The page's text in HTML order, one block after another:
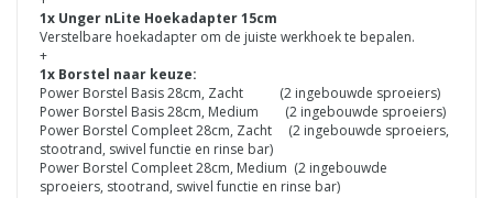
1x Unger nLite Hoekadapter 15cm
Verstelbare hoekadapter om de juiste werkhoek te bepalen.
+
1x Borstel naar keuze:
Power Borstel Basis 28cm, Zacht (2 ingebouwde sproeiers)
Power Borstel Basis 28cm, Medium (2 ingebouwde sproeiers)
Power Borstel Compleet 28cm, Zacht (2 ingebouwde sproeiers,
stootrand, swivel functie en rinse bar)
Power Borstel Compleet 28cm, Medium (2 ingebouwde
sproeiers, stootrand, swivel functie en rinse bar)